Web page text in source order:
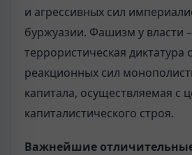
и агрессивных сил
буржуазии. Фашизм у власти
террористическая диктатура
реакционных сил
капитала, осуществляемая с
капиталистического строя.
Важнейшие